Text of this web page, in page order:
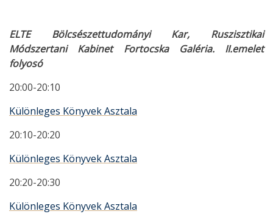
ELTE Bölcsészettudományi Kar, Ruszisztikai
Módszertani Kabinet Fortocska Galéria. II.emelet
folyosó
20:00-20:10
Különleges Könyvek Asztala
20:10-20:20
Különleges Könyvek Asztala
20:20-20:30
Különleges Könyvek Asztala